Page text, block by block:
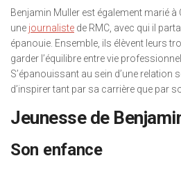
Benjamin Muller est également marié à
une journaliste de RMC, avec qui il
épanouie. Ensemble, ils élèvent leurs
garder l’équilibre entre vie
S’épanouissant au sein d’une relation
d’inspirer tant par sa carrière que par
Jeunesse de
Son enfance